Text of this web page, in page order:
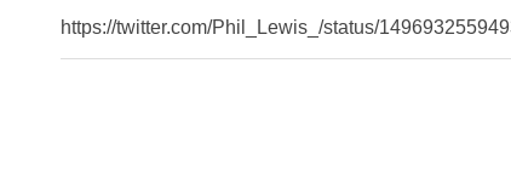
https://twitter.com/Phil_Lewis_/status/